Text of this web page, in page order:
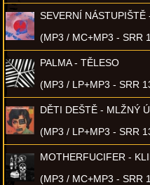
SEVERNÍ NÁSTUPIŠTĚ
(MP3 / MC+MP3 - SRR
PALMA - TĚLESO
(MP3 / LP+MP3 - SRR
DĚTI DEŠTĚ - MLŽNÝ
(MP3 / LP+MP3 - SRR
MOTHERFUCIFER -
(MP3 / MC+MP3 - SRR